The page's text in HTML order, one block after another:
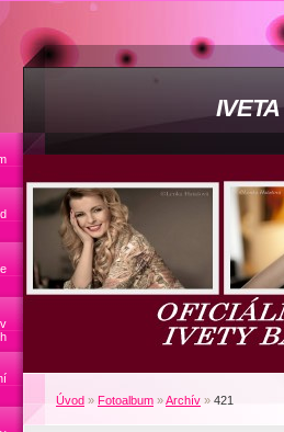
Úvod » Fotoalbum »Archív » 421